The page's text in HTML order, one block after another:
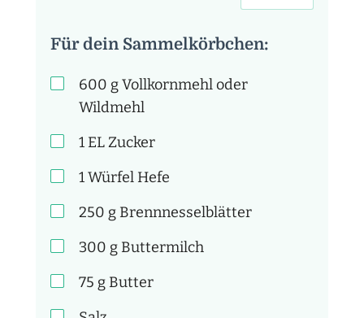
Für dein Sammelkörbchen:
600 gVollkornmehl oder
Wildmehl
1 ELZucker
1 Würfel Hefe
250 g Brennnesselblätter
300 g Buttermilch
75 g Butter